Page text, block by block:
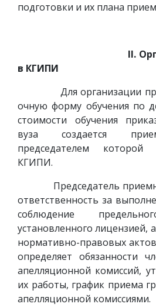
подготовки и их плана
II.
в КГИПИ
Для организации
очную форму обучения по
стоимости обучения
вуза создается
председателем которой
КГИПИ.
Председатель
ответственность за
соблюдение
установленного лицензией,
нормативно-правовых
определяет обязанности
апелляционной комиссий,
их работы, график приема
апелляционной комиссиями.